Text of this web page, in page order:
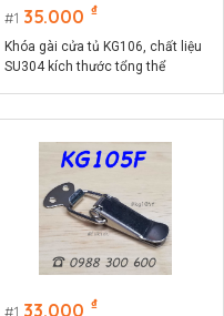
1 35.000 ₫
Khóa gài cửa tủ KG106, chất liệu
SU304 kích thước tổng thể
1 33.000 ₫